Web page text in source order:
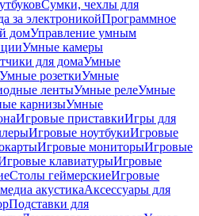
Сумки, чехлы для
за электроникойПрограммное
домУправление умным
Умные камеры
для домаУмные
Умные розеткиУмные
лентыУмные релеУмные
карнизыУмные
Игровые приставкиИгры для
Игровые ноутбукиИгровые
Игровые мониторыИгровые
клавиатурыИгровые
Столы геймерскиеИгровые
акустикаАксессуары для
Подставки для